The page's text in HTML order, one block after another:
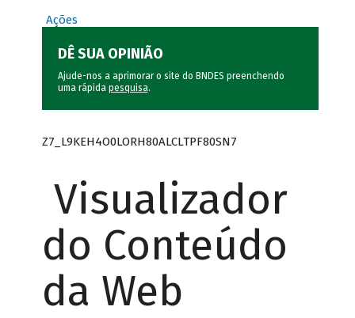
Ações
DÊ SUA OPINIÃO
Ajude-nos a aprimorar o site do BNDES preenchendo
uma rápida pesquisa.
Z7_L9KEH4O0LORH80ALCLTPF80SN7
Visualizador
do Conteúdo
da Web